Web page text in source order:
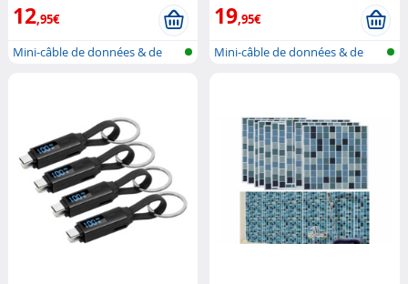
12,95€
Mini-câble de données & de
19,95€
Mini-câble de données & de